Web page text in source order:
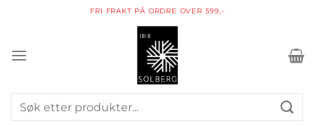
PAKKE I POSTKASSEN
Søk
etter: